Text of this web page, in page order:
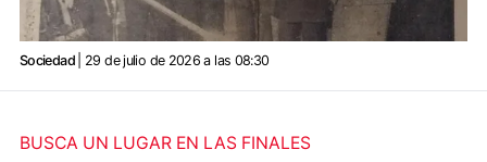
Sociedad | 29 de julio de 2026 a las 08:30
BUSCA UN LUGAR EN LAS FINALES